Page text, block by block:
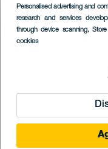
Personalised advertising and
research and services
through device scanning,
cookies
Imagen
Listado